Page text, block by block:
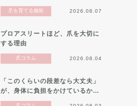
爪を育てる施術 2026.08.07
プロアスリートほど、爪を大切に
する理由
爪コラム 2026.08.04
「このくらいの段差なら大丈夫」
が、身体に負担をかけているか…